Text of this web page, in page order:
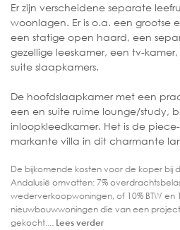
Er zijn verscheidene separate
woonlagen. Er is o.a. een grootse
een statige open haard, een
gezellige leeskamer, een tv-
suite slaapkamers.
De hoofdslaapkamer met een
een en suite ruime lounge/study,
inloopkleedkamer. Het is de
markante villa in dit charmante
De bijkomende kosten voor de koper bij
Andalusië omvatten: 7%
wederverkoopwoningen, of 10% BTW en
nieuwbouwwoningen die van een
gekocht.... Lees verder